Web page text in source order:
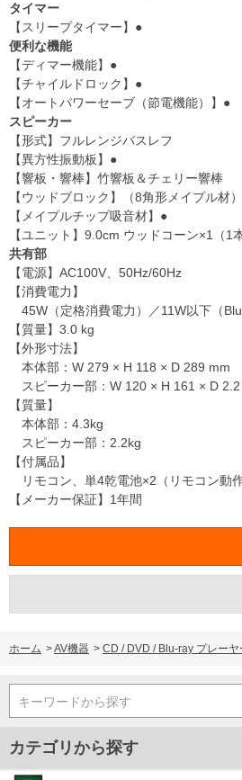
タイマー
【スリープタイマー】●
便利な機能
【ディマー機能】●
【チャイルドロック】●
【オートパワーセーブ（節電機能）】●
スピーカー
【形式】フルレンジバスレフ
【異方性振動板】●
【響板・響棒】竹響板＆チェリー響棒
【ウッドブロック】（8角形メイプル材）
【メイプルチップ吸音材】●
【ユニット】9.0cm ウッドコーン×1（1本
共有部
【電源】AC100V、50Hz/60Hz
【消費電力】
45W（定格消費電力）／11W以下（
【質量】3.0 kg
【外形寸法】
本体部：W 279 × H 118 × D 289 mm
スピーカー部：W 120 × H 161 × D 2.2
【質量】
本体部：4.3kg
スピーカー部：2.2kg
【付属品】
リモコン、単4乾電池×2（リモコン動
【メーカー保証】1年間
ホーム >AV機器 > CD / DVD / Blu-ray プレーヤ
キーワードから探す
カテゴリから探す